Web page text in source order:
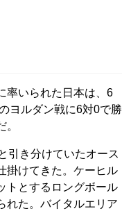
率いられた日本は、6
ヨルダン戦に6対0で勝
引き分けていたオース
掛けてきた。ケーヒル
トとするロングボール
れた。バイタルエリア